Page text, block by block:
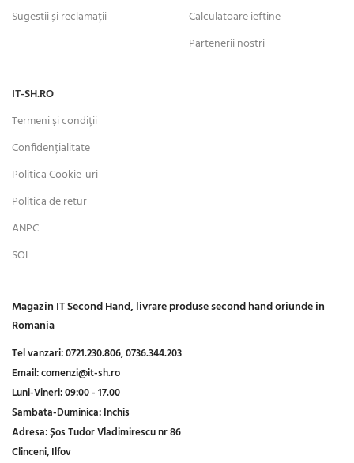
Sugestii și reclamații
Calculatoare ieftine
Partenerii nostri
IT-SH.RO
Termeni și condiții
Confidențialitate
Politica Cookie-uri
Politica de retur
ANPC
SOL
Magazin IT Second Hand, livrare produse second hand oriunde in
Romania
Tel vanzari:0721.230.806,0736.344.203
Email:comenzi@it-sh.ro
Luni-Vineri:09:00 - 17.00
Sambata-Duminica:Inchis
Adresa:Șos Tudor Vladimirescu nr 86
Clinceni, Ilfov